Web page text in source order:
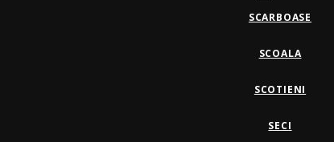
SCARBOASE
SCOALA
SCOTIENI
SECI